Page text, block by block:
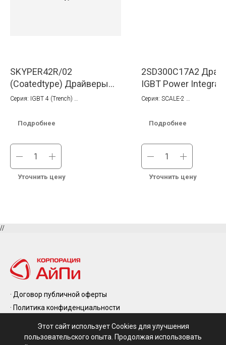
SKYPER42R/02
(Coatedtype) Драйверы
IGBT Semikron-Danfos
Серия: IGBT 4 (Trench)
печатной плате
Driver Core
Мах. High Side Voltage (В)2: 1700 В
России.
Подробнее
Уточнить цену
2SD300C17A2
IGBT Power
(Concept)
Серия: SCALE-2
печатной плате
Driver Core
Мах. High Side Voltage (В)2:
Бесплатная доставка по
Подробнее
Уточнить цену
//
Этот сайт использует Cookies для улучшения
пользовательского опыта. Продолжая использовать
· Договор публичной оферты
· Политика конфиденциальности
· Производители